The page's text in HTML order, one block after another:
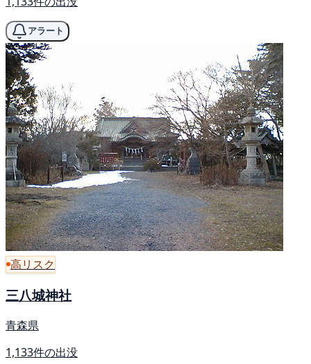
アラート
高リスク
三八城神社
青森県
1,133件の出没